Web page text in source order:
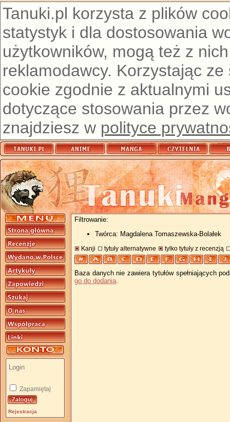
Tanuki.pl korzysta z plików
statystyk i dla dostosowania
użytkowników, mogą też z
reklamodawcy. Korzystając
cookie zgodnie z aktualnymi
dotyczące stosowania przez
znajdziesz w polityce
Zapamiętaj
Rejestracja
Filtrowanie:
Twórca: Magdalena Tomaszewska-Bolałek
Kanji tytuły alternatywne tylko tytuły z recenzją
Baza danych nie zawiera tytułów spełniających
go do dodania.